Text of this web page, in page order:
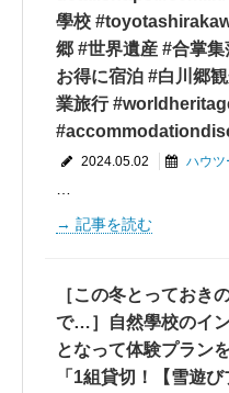
學校
郷 #世界遺産 #合掌
お得に宿泊 #白川郷
業旅行
2024.05.02 ハウツ
記事を読む
［この冬とっておき
で…］自然學校のイ
となって体験プラン
「1組貸切！【雪遊